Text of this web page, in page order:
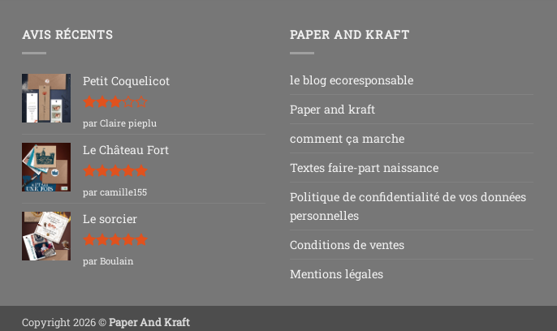
AVIS RÉCENTS
Petit Coquelicot
Note3
par Claire pieplu
Le Château Fort
Note5sur
par camille155
Le sorcier
Note5sur
par Boulain
PAPER AND KRAFT
le blog ecoresponsable
Paper and kraft
comment ça marche
Textes faire-part naissance
Politique de confidentialité de vos données
personnelles
Conditions de ventes
Mentions légales
Copyright 2026 ©Paper And Kraft